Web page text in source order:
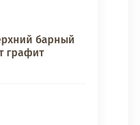
барный
графит